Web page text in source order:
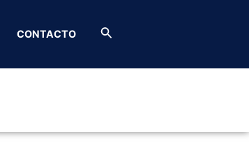
CONTACTO Buscar